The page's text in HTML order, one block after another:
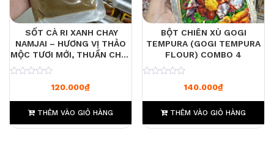
SỐT CÀ RI XANH CHAY
NAMJAI – HƯƠNG VỊ THẢO
MỘC TƯƠI MỚI, THUẦN CHAY
100% COMBO 3 TÚI
120.000₫
THÊM VÀO GIỎ HÀNG
BỘT CHIÊN XÙ GOGI
TEMPURA (GOGI TEMPURA
FLOUR) COMBO 4
140.000₫
THÊM VÀO GIỎ HÀNG